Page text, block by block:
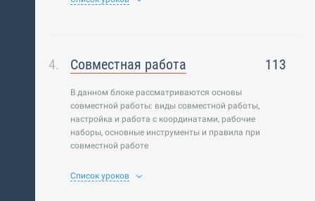
Совместная работа 113
В данном блоке рассматриваются основы
совместной работы: виды совместной работы,
настройка и работа с координатами, рабочие
наборы, основные инструменты и правила при
совместной работе
Список уроков